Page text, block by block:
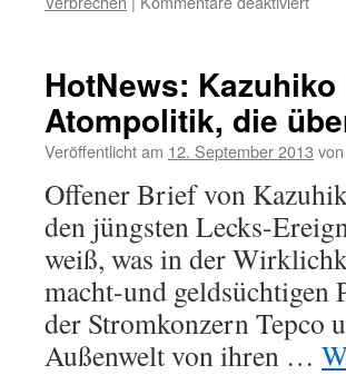
HotNews:
Atompolitik, die
Veröffentlicht am 12. September 2013 von
Offener Brief von
den jüngsten Lecks-
weiß, was in der
macht-und geldsüchtigen
der Stromkonzern Tepco
Außenwelt von ihren …